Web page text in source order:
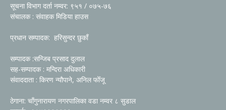
सूचना विभाग दर्ता नम्वर: ९५१ / ०७५-७६
संचालक : संवाहक मिडिया हाउस
प्रधान सम्पादक: हरिसुन्दर छुकाँ
सम्पादक :सन्जिब प्रसाद दुलाल
सह-सम्पादक : मन्दिरा अधिकारी
संवाददाता : किरण न्यौपाने, अनिल फोँजू
ठेगाना: चाँगुनारायण नगरपालिका वडा नम्वर ८ सुडाल